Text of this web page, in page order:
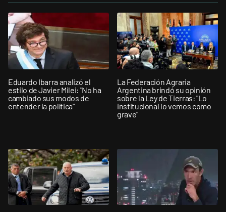
Eduardo Ibarra analizó el
estilo de Javier Milei: "No ha
cambiado sus modos de
entender la política"
La Federación Agraria
Argentina brindó su opinión
sobre la Ley de Tierras: "Lo
institucional lo vemos como
grave"